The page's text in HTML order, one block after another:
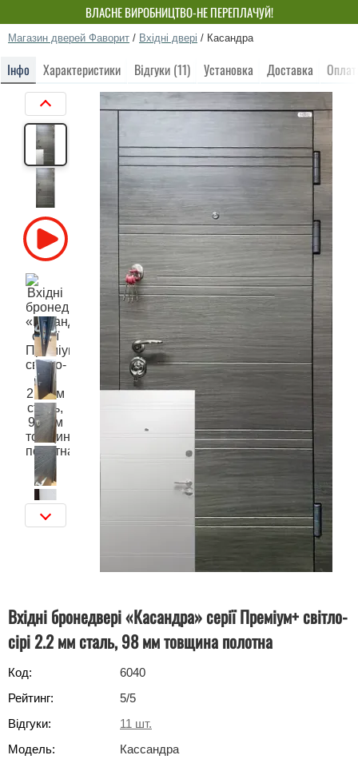
ВЛАСНЕ ВИРОБНИЦТВО-НЕ ПЕРЕПЛАЧУЙ!
Магазин дверей Фаворит / Вхідні двері / Касандра
Інфо Характеристики Відгуки (11) Установка Доставка
Вхідні бронедвері «Касандра» серії Преміум+ світло-
сірі 2.2 мм сталь, 98 мм товщина полотна
Код:
6040
Рейтинг:
5/5
Відгуки:
11 шт.
Модель:
Кассандра